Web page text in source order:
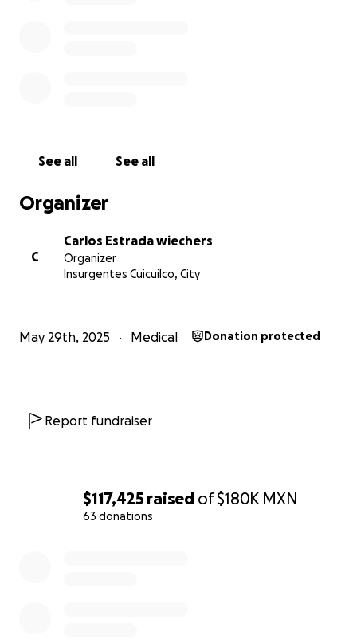
$117,425 raised of$180K MXN
63 donations
See all See all
Organizer
C
Carlos Estrada wiechers
Organizer
Insurgentes Cuicuilco, City
May 29th, 2025 Medical Donation protected
Report fundraiser